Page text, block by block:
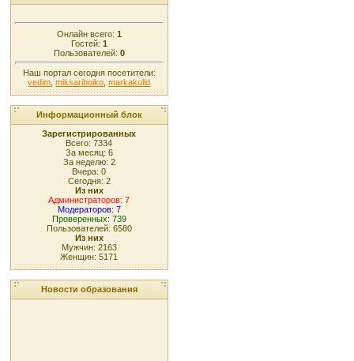
Онлайн всего: 1
Гостей: 1
Пользователей: 0
Наш портал сегодня посетители:
vedim ,miksariboiko ,markakolld
Информационный блок
Зарегистрированных
Всего: 7334
За месяц: 6
За неделю: 2
Вчера: 0
Сегодня: 2
Из них
Администраторов: 7
Модераторов: 7
Проверенных: 739
Пользователей: 6580
Из них
Мужчин: 2163
Женщин: 5171
Новости образования